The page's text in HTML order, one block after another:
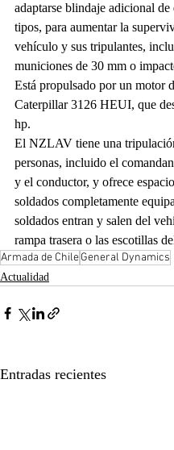
adaptarse blindaje adicional de
tipos, para aumentar la
vehículo y sus tripulantes,
municiones de 30 mm o
Está propulsado por un motor
Caterpillar 3126 HEUI, que
hp.
El NZLAV tiene una
personas, incluido el
y el conductor, y ofrece
soldados completamente
soldados entran y salen del
rampa trasera o las escotillas
Armada de ChileGeneral Dynamics
Actualidad
Entradas recientes